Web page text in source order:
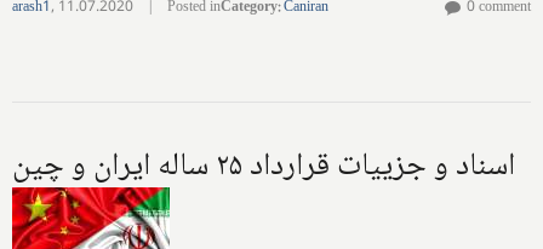
arash1, 11.07.2020 | Posted inCategory:Caniran 0 comment
اسناد و جزییات قرارداد ۲۵ ساله ایران و چین